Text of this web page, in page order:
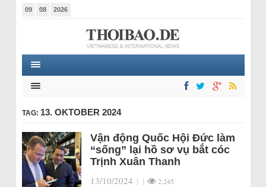
09 08 2026
TAG: 13. OKTOBER 2024
Vận động Quốc Hội Đức làm
“sống” lại hồ sơ vụ bắt cóc
Trịnh Xuân Thanh
13/10/2024 | | 2.245